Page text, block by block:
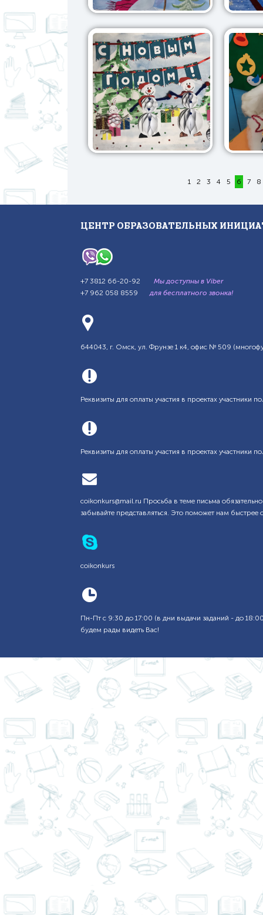
1 2 3 4 5 6 7 8
ЦЕНТР ОБРАЗОВАТЕЛЬНЫХ
+7 3812 66-20-92
Мы доступны в Viber
+7 962 058 8559
для бесплатного звонка!
644043, г. Омск, ул. Фрунзе 1 к4, офис № 509
Реквизиты для оплаты участия в проектах участники
Реквизиты для оплаты участия в проектах участники
coikonkurs@mail.ru Просьба в теме письма
забывайте представляться. Это поможет нам быстрее
coikonkurs
Пн-Пт с 9:30 до 17:00 (в дни выдачи заданий - до
будем рады видеть Вас!